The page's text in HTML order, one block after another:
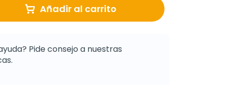
Añadir al carrito
Pide consejo a nuestras